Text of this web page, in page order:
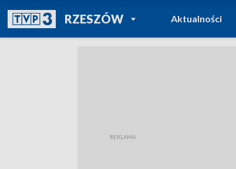
RZESZÓWPOWRÓT DO
TVP REGIONY
Aktualności